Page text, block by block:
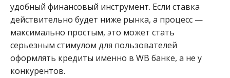
удобный финансовый инструмент. Если ставка
действительно будет ниже рынка, а процесс —
максимально простым, это может стать
серьезным стимулом для пользователей
оформлять кредиты именно в WB банке, а не у
конкурентов.